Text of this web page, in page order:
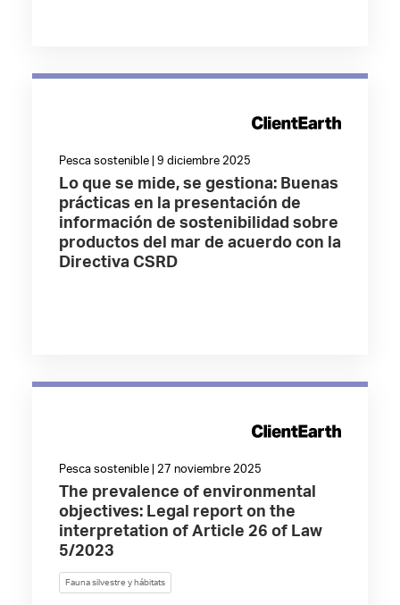
Pesca sostenible | 9 diciembre 2025
Lo que se mide, se gestiona: Buenas
prácticas en la presentación de
información de sostenibilidad sobre
productos del mar de acuerdo con la
Directiva CSRD
Pesca sostenible | 27 noviembre 2025
The prevalence of environmental
objectives: Legal report on the
interpretation of Article 26 of Law
5/2023
Fauna silvestre y hábitats